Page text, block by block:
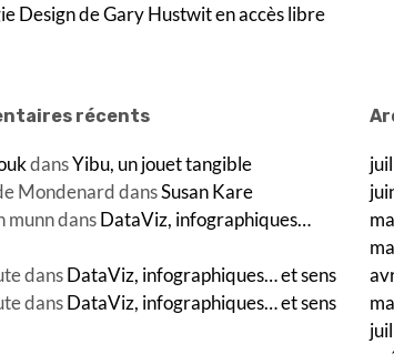
Design de Gary Hustwit en accès libre
récents
dansYibu, un jouet tangible
MondenarddansSusan Kare
munndansDataViz, infographiques…
dansDataViz, infographiques… et sens
dansDataViz, infographiques… et sens